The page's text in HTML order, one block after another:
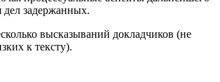
дел задержанных.
высказываний докладчиков (не
к тексту).